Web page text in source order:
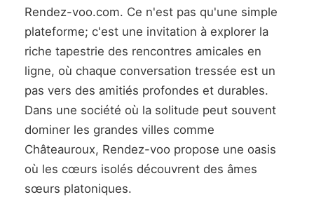
Rendez-voo.com. Ce n'est pas qu'une simple
plateforme; c'est une invitation à explorer la
riche tapestrie des rencontres amicales en
ligne, où chaque conversation tressée est un
pas vers des amitiés profondes et durables.
Dans une société où la solitude peut souvent
dominer les grandes villes comme
Châteauroux, Rendez-voo propose une oasis
où les cœurs isolés découvrent des âmes
sœurs platoniques.